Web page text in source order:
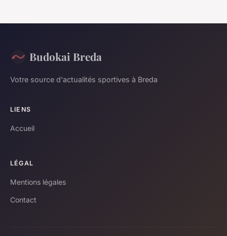
Budokai Breda
Votre source d'actualités sportives à Breda
LIENS
Accueil
LÉGAL
Mentions légales
Contact